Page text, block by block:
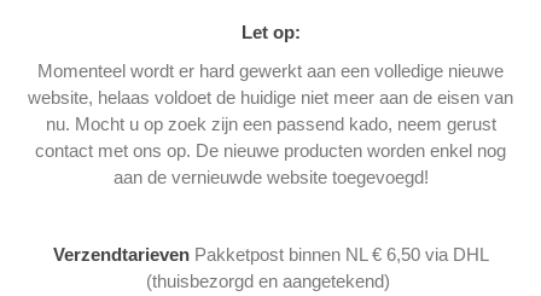
Let op:
Momenteel wordt er hard gewerkt aan een volledige nieuwe
website, helaas voldoet de huidige niet meer aan de eisen van
nu. Mocht u op zoek zijn een passend kado, neem gerust
contact met ons op. De nieuwe producten worden enkel nog
aan de vernieuwde website toegevoegd!
Verzendtarieven Pakketpost binnen NL € 6,50 via DHL
(thuisbezorgd en aangetekend)